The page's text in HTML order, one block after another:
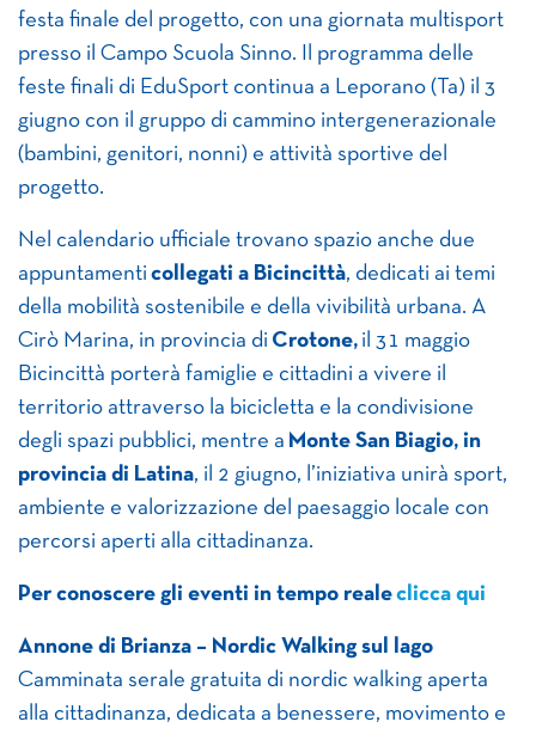
festa finale del progetto, con una giornata multisport
presso il Campo Scuola Sinno. Il programma delle
feste finali di EduSport continua a Leporano (Ta) il 3
giugno con il gruppo di cammino intergenerazionale
(bambini, genitori, nonni) e attività sportive del
progetto.
Nel calendario ufficiale trovano spazio anche due
appuntamenti collegati a Bicincittà, dedicati ai temi
della mobilità sostenibile e della vivibilità urbana. A
Cirò Marina, in provincia di Crotone, il 31 maggio
Bicincittà porterà famiglie e cittadini a vivere il
territorio attraverso la bicicletta e la condivisione
degli spazi pubblici, mentre a Monte San Biagio, in
provincia di Latina, il 2 giugno, l’iniziativa unirà sport,
ambiente e valorizzazione del paesaggio locale con
percorsi aperti alla cittadinanza.
Per conoscere gli eventi in tempo realeclicca qui
Annone di Brianza – Nordic Walking sul lago
Camminata serale gratuita di nordic walking aperta
alla cittadinanza, dedicata a benessere, movimento e